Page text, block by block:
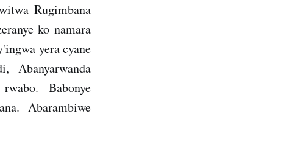
Rugimbana
ko namara
yera cyane
Abanyarwanda
Babonye
Abarambiwe